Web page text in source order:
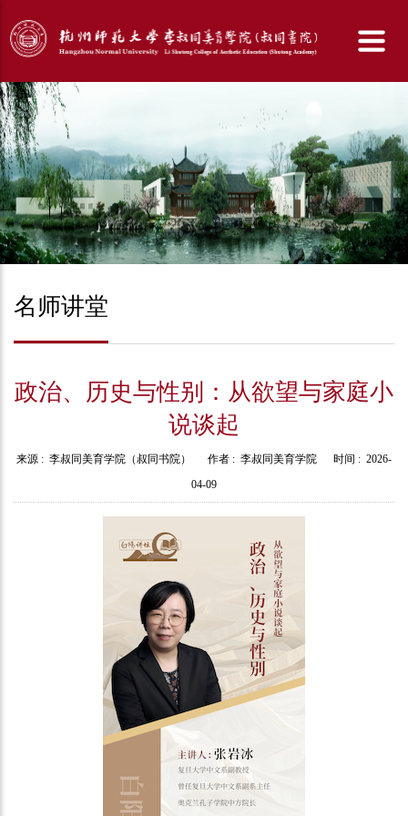
名师讲堂
政治、历史与性别：从欲望与家庭小
说谈起
来源 : 李叔同美育学院（叔同书院） 作者 : 李叔同美育学院 时间 : 2026-
04-09